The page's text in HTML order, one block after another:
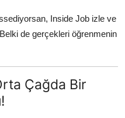
Inside Job izle ve
de gerçekleri öğrenmenin
Çağda Bir